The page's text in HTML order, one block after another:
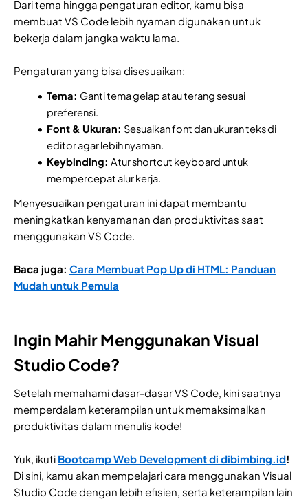
Dari tema hingga pengaturan editor, kamu bisa
membuat VS Code lebih nyaman digunakan untuk
bekerja dalam jangka waktu lama.
Pengaturan yang bisa disesuaikan:
Tema: Ganti tema gelap atau terang sesuai
preferensi.
Font & Ukuran: Sesuaikan font dan ukuran teks di
editor agar lebih nyaman.
Keybinding: Atur shortcut keyboard untuk
mempercepat alur kerja.
Menyesuaikan pengaturan ini dapat membantu
meningkatkan kenyamanan dan produktivitas saat
menggunakan VS Code.
Baca juga: Cara Membuat Pop Up di HTML: Panduan
Mudah untuk Pemula
Ingin Mahir Menggunakan Visual
Studio Code?
Setelah memahami dasar-dasar VS Code, kini saatnya
memperdalam keterampilan untuk memaksimalkan
produktivitas dalam menulis kode!
Yuk, ikuti Bootcamp Web Development di dibimbing.id!
Di sini, kamu akan mempelajari cara menggunakan Visual
Studio Code dengan lebih efisien, serta keterampilan lain